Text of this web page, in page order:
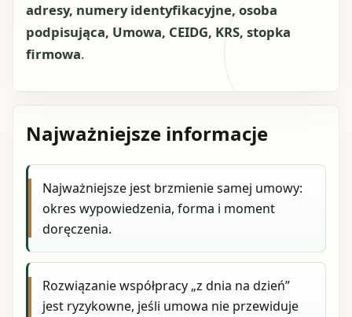
adresy, numery identyfikacyjne, osoba
podpisująca, Umowa, CEIDG, KRS, stopka
firmowa.
Najważniejsze informacje
Najważniejsze jest brzmienie samej umowy:
okres wypowiedzenia, forma i moment
doręczenia.
Rozwiązanie współpracy „z dnia na dzień”
jest ryzykowne, jeśli umowa nie przewiduje